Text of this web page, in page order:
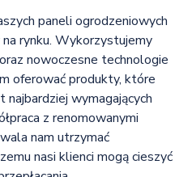
paneli ogrodzeniowych
rynku. Wykorzystujemy
nowoczesne technologie
oferować produkty, które
najbardziej wymagających
z renomowanymi
nam utrzymać
nasi klienci mogą cieszyć